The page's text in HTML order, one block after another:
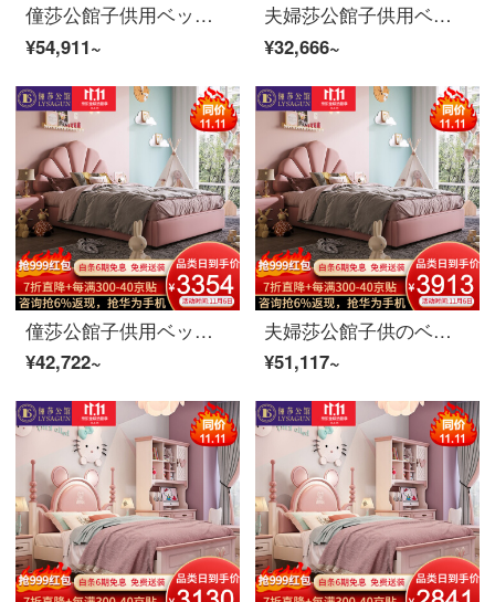
僮莎公館子供用ベッドの木の本革の少女用アニメシングルベッド1.5メートルベッドルームのお姫様、青少年学生用高箱ベッド家具の本革モデル+ベッドヘッドセット*2 1.5 m
¥54,911~
夫婦莎公館子供用ベッドアニメ男の子用シングルベッド1.5メートルベッドルーム真皮青少年学生用ベッド逸品家具普通タイプの木の皮のベッド1.35 m
¥32,666~
僮莎公館子供用ベッド実木本革少女漫画シングルベッド1.5 m寝室プリンセス青少年学生高箱家具普通タイプ+ベッドヘッドセット*2 1.5 m
¥42,722~
夫婦莎公館子供のベッドの木の本革の小さい女の子の漫画のシングルベッドの1.5メートルの寝室の王女の青少年の高箱のベッドの家具の真皮の金+枕元の戸棚*1 1.8 m
¥51,117~